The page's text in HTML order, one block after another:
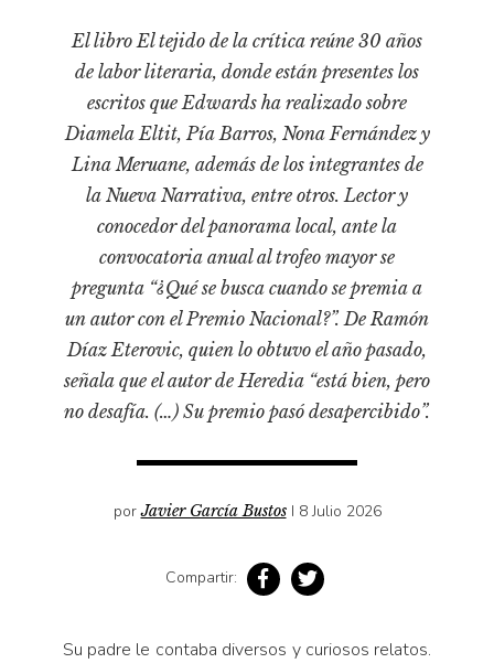
Relecturas
Sociedad
Turismo accidental
Vidas paralelas
Voces y lecturas
El libro El tejido de la crítica reúne 30 años
de labor literaria, donde están presentes los
escritos que Edwards ha realizado sobre
Diamela Eltit, Pía Barros, Nona Fernández y
Lina Meruane, además de los integrantes de
la Nueva Narrativa, entre otros. Lector y
conocedor del panorama local, ante la
convocatoria anual al trofeo mayor se
pregunta “¿Qué se busca cuando se premia a
un autor con el Premio Nacional?”. De Ramón
Díaz Eterovic, quien lo obtuvo el año pasado,
señala que el autor de Heredia “está bien, pero
no desafía. (…) Su premio pasó desapercibido”.
porJavier García Bustos I 8 Julio 2026
Compartir:
Su padre le contaba diversos y curiosos relatos.